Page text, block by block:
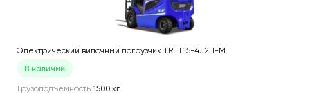
Электрический вилочный погрузчик TRF E15-4J2H-M
В наличии
Грузоподъемность 1500 кг